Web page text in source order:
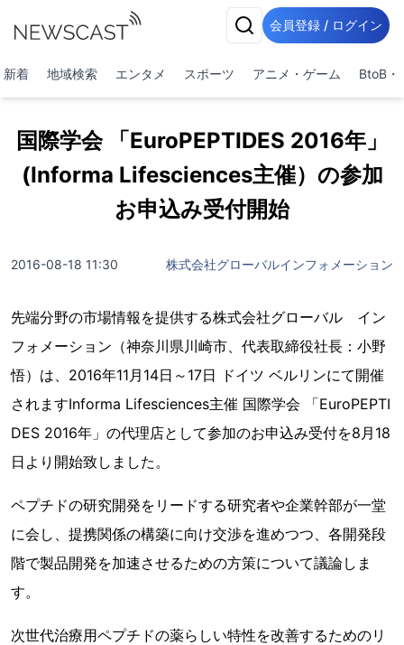
会員登録 / ログイン
新着 地域検索 エンタメ スポーツ アニメ・ゲーム BtoB・
国際学会 「EuroPEPTIDES 2016年」
(Informa Lifesciences主催）の参加
お申込み受付開始
2016-08-18 11:30 株式会社グローバルインフォメーション
先端分野の市場情報を提供する株式会社グローバル イン
フォメーション（神奈川県川崎市、代表取締役社長：小野
悟）は、2016年11月14日～17日 ドイツ ベルリンにて開催
されますInforma Lifesciences主催 国際学会 「EuroPEPTI
DES 2016年」の代理店として参加のお申込み受付を8月18
日より開始致しました。
ペプチドの研究開発をリードする研究者や企業幹部が一堂
に会し、提携関係の構築に向け交渉を進めつつ、各開発段
階で製品開発を加速させるための方策について議論しま
す。
次世代治療用ペプチドの薬らしい特性を改善するためのリ